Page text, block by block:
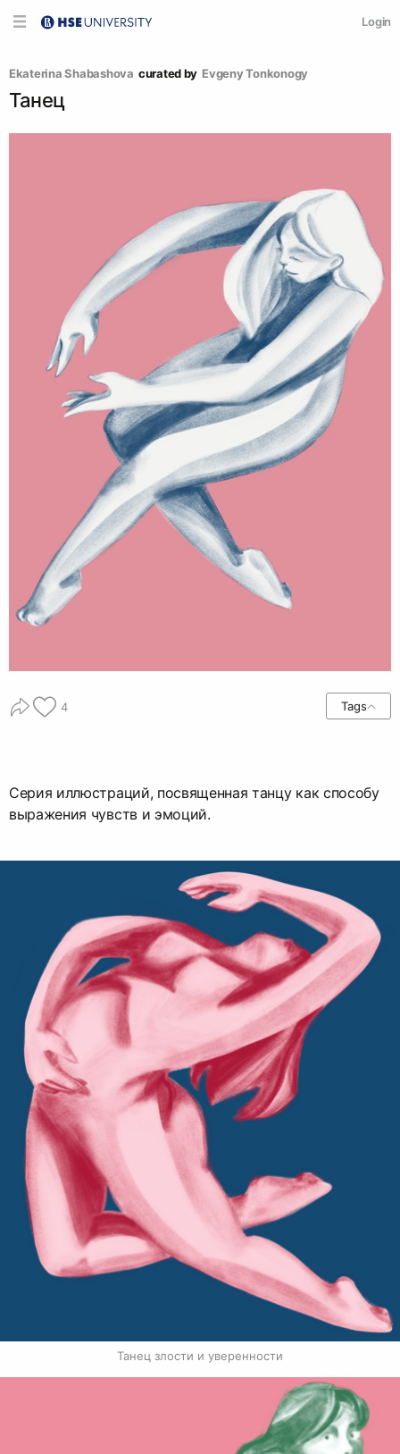
Login
Ekaterina Shabashova curated by Evgeny Tonkonogy
Танец
4 Tags
Серия иллюстраций, посвященная танцу как способу
выражения чувств и эмоций.
Связанные карточки | 1
Танец злости и уверенности
Связанные карточки | 1